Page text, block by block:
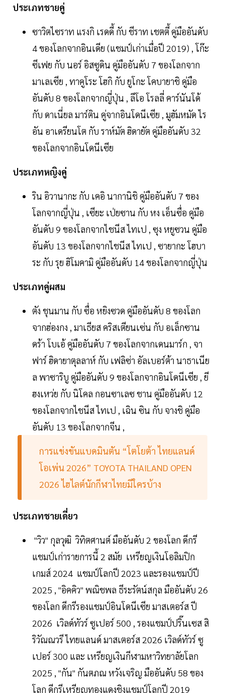
ประเภทชายคู่
ซาวิตไซราท แรงกิ เรดดี้ กับ ชีราท เชตตี้ คู่มืออันดับ
4 ของโลกจากอินเดีย (แชมป์เก่าเมื่อปี 2019) , โก๊ะ
ซีเฟย กับ นอร์ อิสซูดิน คู่มืออันดับ 7 ของโลกจาก
มาเลเซีย , ทาคูโระ โฮกิ กับ ยูโกะ โคบายาชิ คู่มือ
อันดับ 8 ของโลกจากญี่ปุ่น , ลีโอ โรลลี่ คาร์นันโด้
กับ ดาเนี่ยล มาร์ติน คู่จากอินโดนีเซีย , มูฮัมหมัด ไร
อัน อาเดรียนโต กับ ราห์มัต ฮิดายัต คู่มืออันดับ 32
ของโลกจากอินโดนีเซีย
ประเภทหญิงคู่
ริน อิวานากะ กับ เคอิ นากานิชิ คู่มืออันดับ 7 ของ
โลกจากญี่ปุ่น , เซียะ เป่ยซาน กับ หง เอ็นซื่อ คู่มือ
อันดับ 9 ของโลกจากไชนีส ไทเป , ซุง หยูซวน คู่มือ
อันดับ 13 ของโลกจากไชนีส ไทเป , ซายากะ โฮบา
ระ กับ รุย ฮิโมคามิ คู่มืออันดับ 14 ของโลกจากญี่ปุ่น
ประเภทคู่ผสม
ตัง ชุนมาน กับ ซื่อ หยิงซวด คู่มืออันดับ 8 ของโลก
จากฮ่องกง , มาเธียส คริสเตียนเซ่น กับ อเล็กซาน
ดร้า โบเอ้ คู่มืออันดับ 7 ของโลกจากเดนมาร์ก , จา
ฟาร์ ฮิดายาตุลลาห์ กับ เฟลิซ่า อัลเบอร์ต้า นาธาเนีย
ล พาซาริบู คู่มืออันดับ 9 ของโลกจากอินโดนีเซีย , ยี
ฮงเหว่ย กับ นิโคล กอนซาเลซ ชาน คู่มืออันดับ 12
ของโลกจากไชนีส ไทเป , เฉิน ซิน กับ จางชิ คู่มือ
อันดับ 13 ของโลกจากจีน ,
การแข่งขันแบดมินตัน “โตโยต้า ไทยแลนด์
โอเพ่น 2026” TOYOTA THAILAND OPEN
2026 ไฮไลต์นักกีฬาไทยมีใครบ้าง
ประเภทชายเดี่ยว
"วิว" กุลวุฒิ วิทิตศานต์ มืออันดับ 2 ของโลก ดีกรี
แชมป์เก่ารายการนี้ 2 สมัย เหรียญเงินโอลิมปิก
เกมส์ 2024 แชมป์โลกปี 2023 และรองแชมป์ปี
2025 , "อิคคิว" พณิชพล ธีระรัตน์สกุล มืออันดับ 26
ของโลก ดีกรีรองแชมป์อินโดนีเซีย มาสเตอร์ส ปี
2026 เวิลด์ทัวร์ ซูเปอร์ 500 , รองแชมป์ปริ๊นเซส สิ
ริวัณณวรี ไทยแลนด์ มาสเตอร์ส 2026 เวิลด์ทัวร์ ซู
เปอร์ 300 และ เหรียญเงินกีฬามหาวิทยาลัยโลก
2025 , "กัน" กันตภณ หวังเจริญ มืออันดับ 58 ของ
โลก ดีกรีเหรียญทองแดงชิงแชมป์โลกปี 2019